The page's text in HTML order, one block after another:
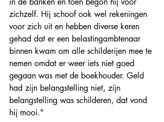
zichzelf. Hij schoof ook wel rekeningen
voor zich uit en hebben diverse keren
gehad dat er een belastingambtenaar
binnen kwam om alle schilderijen mee te
nemen omdat er weer iets niet goed
gegaan was met de boekhouder. Geld
had zijn belangstelling niet, zijn
belangstelling was schilderen, dat vond
hij mooi."